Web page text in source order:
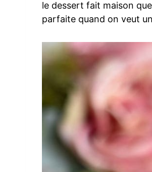
le dessert fait maison
parfaite quand on veut